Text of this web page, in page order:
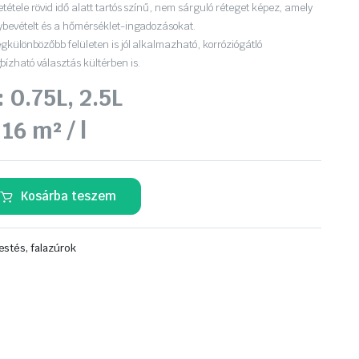
rövid idő alatt tartós színű, nem sárguló réteget képez, amely
és a hőmérséklet-ingadozásokat.
felületen is jól alkalmazható, korróziógátló
választás kültérben is.
2.5L
m² / l
Kosárba teszem
falazúrok